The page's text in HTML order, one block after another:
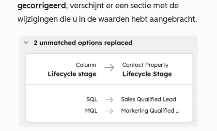
gecorrigeerd, verschijnt er een sectie met de
wijzigingen die u in de waarden hebt aangebracht.